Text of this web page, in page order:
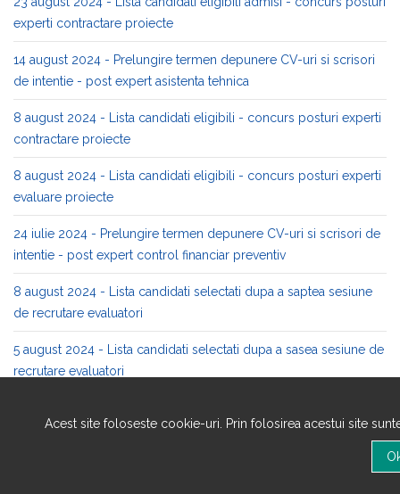
experti contractare proiecte
14 august 2024 - Prelungire termen depunere CV-uri si scrisori
de intentie - post expert asistenta tehnica
8 august 2024 - Lista candidati eligibili - concurs posturi experti
contractare proiecte
8 august 2024 - Lista candidati eligibili - concurs posturi experti
evaluare proiecte
24 iulie 2024 - Prelungire termen depunere CV-uri si scrisori de
intentie - post expert control financiar preventiv
8 august 2024 - Lista candidati selectati dupa a saptea sesiune
de recrutare evaluatori
5 august 2024 - Lista candidati selectati dupa a sasea sesiune de
recrutare evaluatori
Acest site foloseste cookie-uri. Prin folosirea acestui site